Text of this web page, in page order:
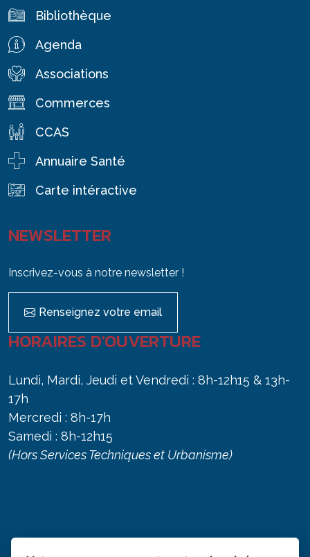
Bibliothèque
Agenda
Associations
Commerces
CCAS
Annuaire Santé
Carte intéractive
NEWSLETTER
Inscrivez-vous à notre newsletter !
Renseignez votre email
HORAIRES D'OUVERTURE
Lundi, Mardi, Jeudi et Vendredi : 8h-12h15 & 13h-
17h
Mercredi : 8h-17h
Samedi : 8h-12h15
(Hors Services Techniques et Urbanisme)